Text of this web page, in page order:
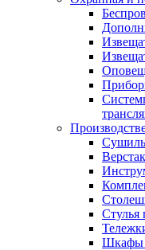
Шкафы